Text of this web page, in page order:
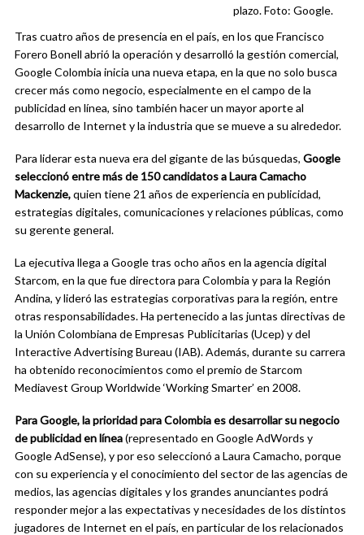
plazo. Foto: Google.
Tras cuatro años de presencia en el país, en los que Francisco
Forero Bonell abrió la operación y desarrolló la gestión comercial,
Google Colombia inicia una nueva etapa, en la que no solo busca
crecer más como negocio, especialmente en el campo de la
publicidad en línea, sino también hacer un mayor aporte al
desarrollo de Internet y la industria que se mueve a su alrededor.
Para liderar esta nueva era del gigante de las búsquedas, Google
seleccionó entre más de 150 candidatos a Laura Camacho
Mackenzie,quien tiene 21 años de experiencia en publicidad,
estrategias digitales, comunicaciones y relaciones públicas, como
su gerente general.
La ejecutiva llega a Google tras ocho años en la agencia digital
Starcom, en la que fue directora para Colombia y para la Región
Andina, y lideró las estrategias corporativas para la región, entre
otras responsabilidades. Ha pertenecido a las juntas directivas de
la Unión Colombiana de Empresas Publicitarias (Ucep) y del
Interactive Advertising Bureau (IAB). Además, durante su carrera
ha obtenido reconocimientos como el premio de Starcom
Mediavest Group Worldwide ‘Working Smarter’ en 2008.
Para Google, la prioridad para Colombia es desarrollar su negocio
de publicidad en línea(representado en Google AdWords y
Google AdSense), y por eso seleccionó a Laura Camacho, porque
con su experiencia y el conocimiento del sector de las agencias de
medios, las agencias digitales y los grandes anunciantes podrá
responder mejor a las expectativas y necesidades de los distintos
jugadores de Internet en el país, en particular de los relacionados